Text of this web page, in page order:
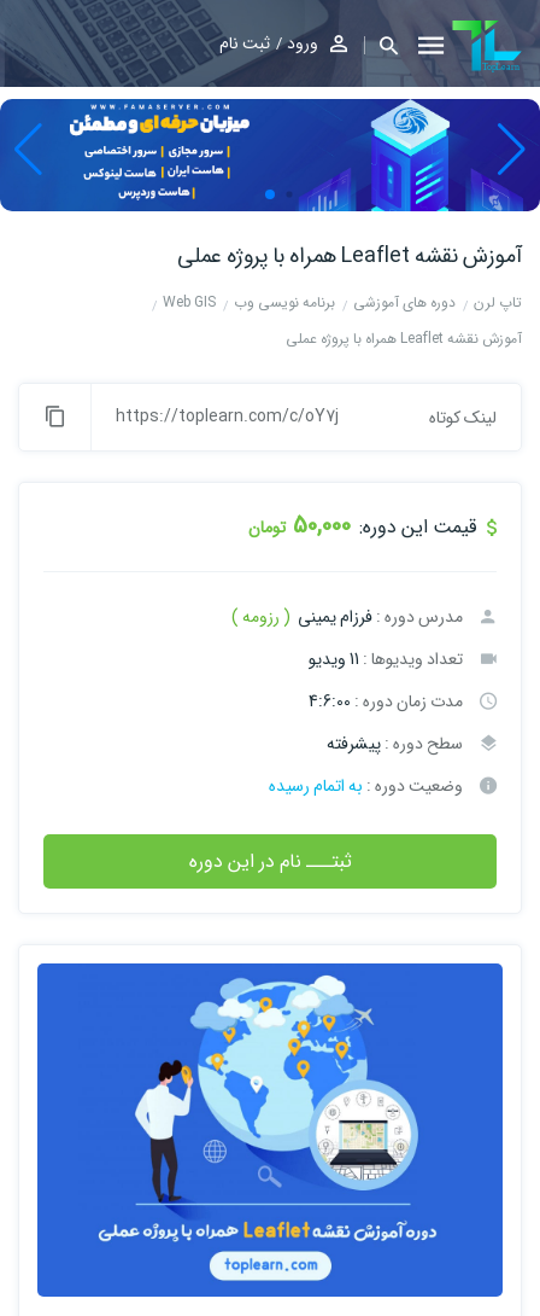
ورود ثبت نام
آموزش نقشه Leaflet همراه با پروژه عملی
تاپ لرن دوره های آموزشی برنامه نویسی وب
Web GIS
آموزش نقشه Leaflet همراه با پروژه عملی
لینک کوتاه https://toplearn.com/c/oY7j
قیمت این دوره: 50,000 تومان
مدرس دوره :فرزام یمینی ( رزومه )
تعداد ویدیوها : 11 ویدیو
مدت زمان دوره : 4:6:00
سطح دوره :پیشرفته
وضعیت دوره : به اتمام رسیده
ثبتـــ نام در این دوره